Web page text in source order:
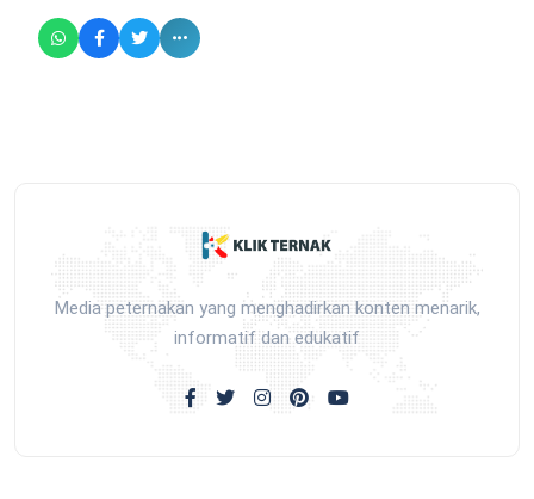
Media peternakan yang menghadirkan konten menarik,
informatif dan edukatif